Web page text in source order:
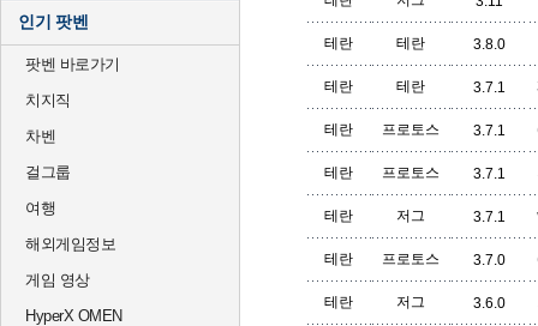
인기 팟벤
팟벤 바로가기
치지직
차벤
걸그룹
여행
해외게임정보
게임 영상
HyperX OMEN
테란 테란 3.8.0
테란 테란 3.7.1
테란 프로토스 3.7.1
테란 프로토스 3.7.1
테란 저그 3.7.1
테란 프로토스 3.7.0
테란 저그 3.6.0